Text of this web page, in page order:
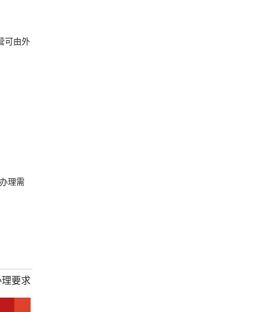
可由外
理需
要求